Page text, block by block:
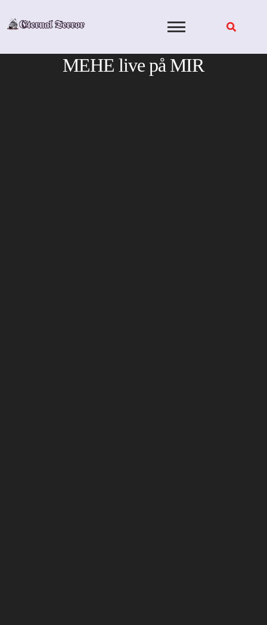
MEHE live på MIR